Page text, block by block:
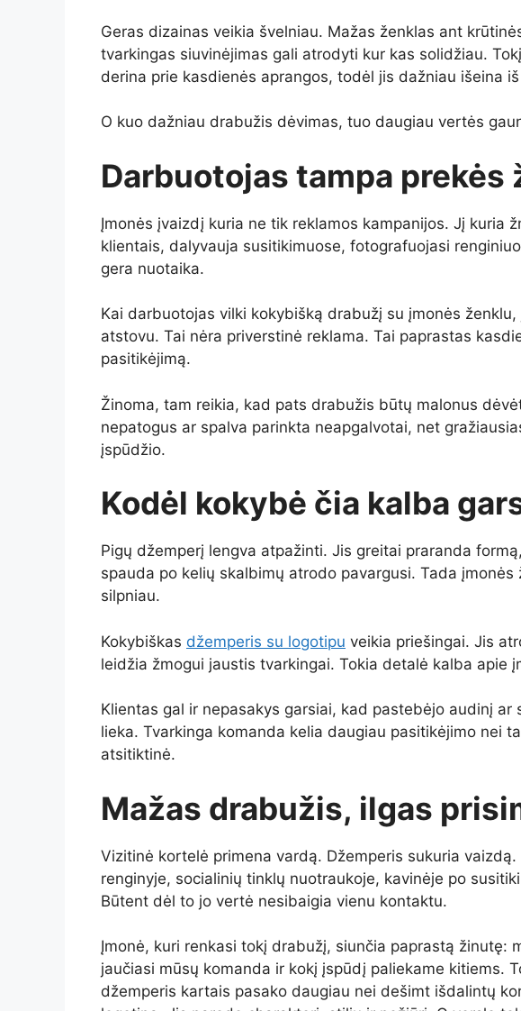
Geras dizainas veikia švelniau. Mažas ženklas ant
tvarkingas siuvinėjimas gali atrodyti kur kas solidžiau.
derina prie kasdienės aprangos, todėl jis dažniau išeina
O kuo dažniau drabužis dėvimas, tuo daugiau vertės
Darbuotojas tampa prekės
Įmonės įvaizdį kuria ne tik reklamos kampanijos. Jį kuria
klientais, dalyvauja susitikimuose, fotografuojasi
gera nuotaika.
Kai darbuotojas vilki kokybišką drabužį su įmonės
atstovu. Tai nėra priverstinė reklama. Tai paprastas
pasitikėjimą.
Žinoma, tam reikia, kad pats drabužis būtų malonus
nepatogus ar spalva parinkta neapgalvotai, net
įspūdžio.
Kodėl kokybė čia kalba
Pigų džemperį lengva atpažinti. Jis greitai praranda
spauda po kelių skalbimų atrodo pavargusi. Tada
silpniau.
Kokybiškas džemperis su logotipu veikia priešingai. Jis
leidžia žmogui jaustis tvarkingai. Tokia detalė kalba apie
Klientas gal ir nepasakys garsiai, kad pastebėjo audinį ar
lieka. Tvarkinga komanda kelia daugiau pasitikėjimo nei
atsitiktinė.
Mažas drabužis, ilgas
Vizitinė kortelė primena vardą. Džemperis sukuria
renginyje, socialinių tinklų nuotraukoje, kavinėje po
Būtent dėl to jo vertė nesibaigia vienu kontaktu.
Įmonė, kuri renkasi tokį drabužį, siunčia paprastą žinutę:
jaučiasi mūsų komanda ir kokį įspūdį paliekame kitiems.
džemperis kartais pasako daugiau nei dešimt išdalintų